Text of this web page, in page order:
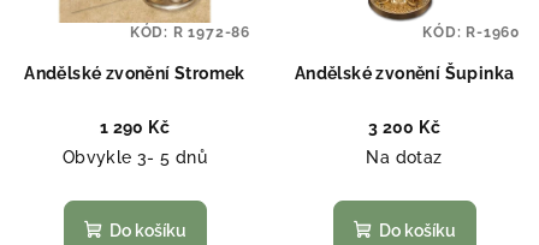
oAndělské zvonění Stromek
1 290 Kč
Obvykle 3- 5 dnů
Do košíku
KÓD: R 1972-86
Andělské zvonění Šupinka
3 200 Kč
Na dotaz
Do košíku
KÓD: R-1960